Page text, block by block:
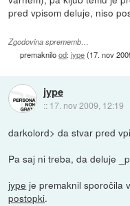
pred vpisom deluje, niso
Zgodovina sprememb…
premaknilood:jype(17. nov
jype
:: 17. nov 2009, 12:19
darkolord> da stvar pred
Pa saj ni treba, da deluje
jype je premaknil sporočila v
postopki.